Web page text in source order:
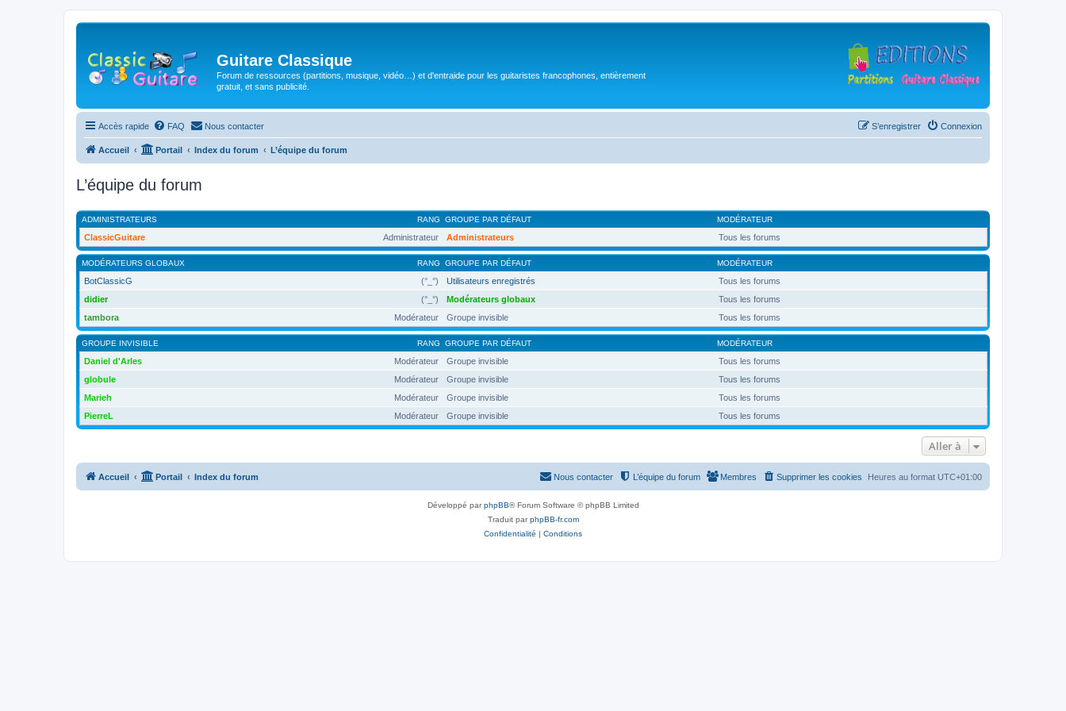
Guitare Classique
Forum de ressources (partitions, musique, vidéo…) et d'entraide pour les guitaristes francophones, entièrement
gratuit, et sans publicité.
Accès rapide FAQ Nous contacter Connexion
S’enregistrer
Accueil Portail Index du forum L’équipe du forum
L’équipe du forum
RANG
ADMINISTRATEURS GROUPE PAR DÉFAUT MODÉRATEUR
Administrateur
ClassicGuitare Administrateurs Tous les forums
RANG
MODÉRATEURS GLOBAUX GROUPE PAR DÉFAUT MODÉRATEUR
(°_°)
BotClassicG Utilisateurs enregistrés
Tous les forums
(°_°)
didier Modérateurs globaux
Tous les forums
Modérateur
tambora Groupe invisible Tous les forums
RANG
GROUPE INVISIBLE GROUPE PAR DÉFAUT MODÉRATEUR
Modérateur
Daniel d'Arles Groupe invisible
Tous les forums
Modérateur
globule Groupe invisible
Tous les forums
Modérateur
Marieh Groupe invisible
Tous les forums
Modérateur
PierreL Groupe invisible Tous les forums
Aller à
Accueil Portail Index du forum Heures au format UTC+01:00
Supprimer les cookies
Membres
L’équipe du forum
Nous contacter
Développé parphpBB® Forum Software © phpBB Limited
Traduit parphpBB-fr.com
Confidentialité | Conditions